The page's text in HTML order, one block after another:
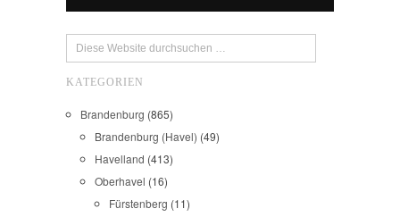
KATEGORIEN
Brandenburg (865)
Brandenburg (Havel) (49)
Havelland (413)
Oberhavel (16)
Fürstenberg (11)